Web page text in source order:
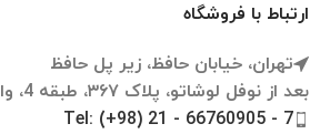
ارتباط با فروشگاه
تهران، خیابان حافظ، زیر پل حافظ
بعد از نوفل لوشاتو، پلاک ۳۶۷، طبقه 4، واحد 8
Tel: (+98) 21 - 66760905 - 7